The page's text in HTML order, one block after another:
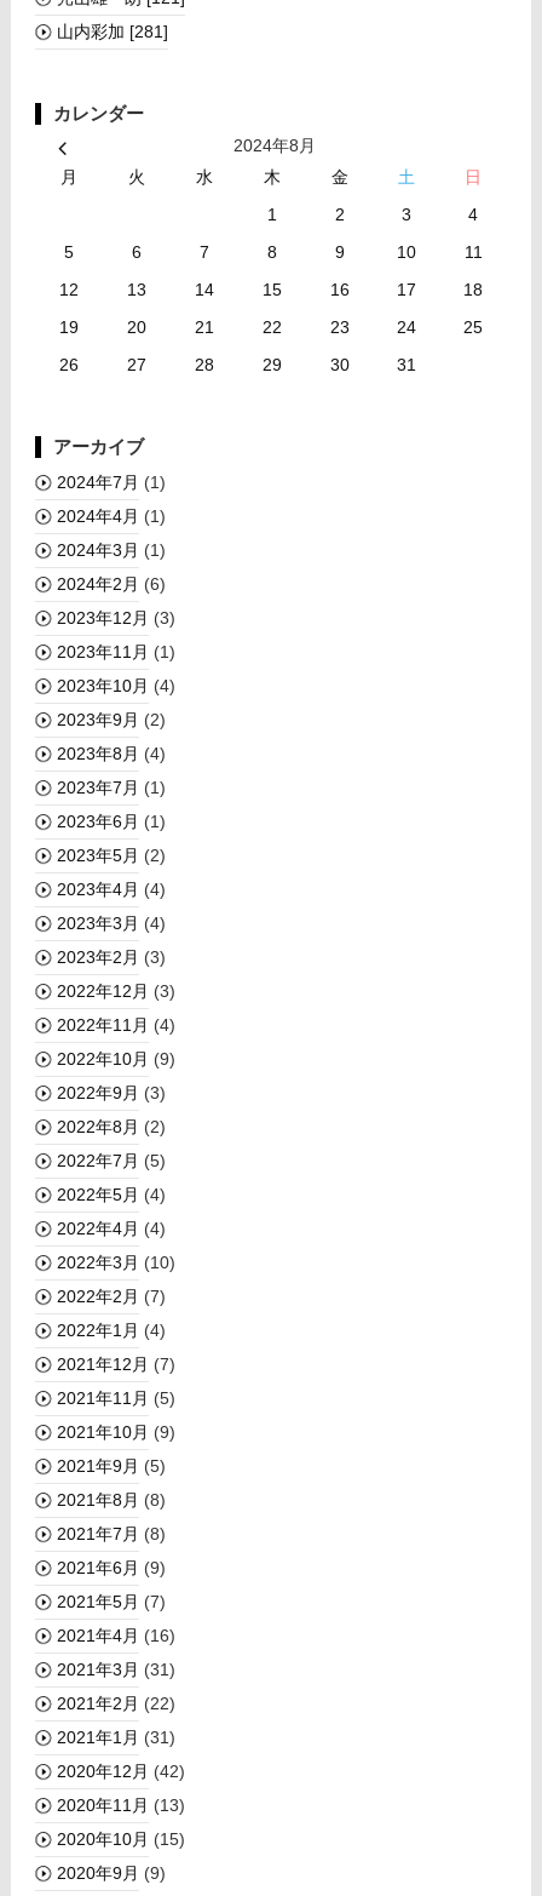
山内彩加 [281]
カレンダー
2024年8月
月
火 水 木 金 土
日
1
2 3
4
5
6 7 8 9 10
11
12
13 14 15 16 17
18
19
20 21 22 23 24
25
26
27 28 29 30 31
アーカイブ
2024年7月 (1)
2024年4月 (1)
2024年3月 (1)
2024年2月 (6)
2023年12月 (3)
2023年11月 (1)
2023年10月 (4)
2023年9月 (2)
2023年8月 (4)
2023年7月 (1)
2023年6月 (1)
2023年5月 (2)
2023年4月 (4)
2023年3月 (4)
2023年2月 (3)
2022年12月 (3)
2022年11月 (4)
2022年10月 (9)
2022年9月 (3)
2022年8月 (2)
2022年7月 (5)
2022年5月 (4)
2022年4月 (4)
2022年3月 (10)
2022年2月 (7)
2022年1月 (4)
2021年12月 (7)
2021年11月 (5)
2021年10月 (9)
2021年9月 (5)
2021年8月 (8)
2021年7月 (8)
2021年6月 (9)
2021年5月 (7)
2021年4月 (16)
2021年3月 (31)
2021年2月 (22)
2021年1月 (31)
2020年12月 (42)
2020年11月 (13)
2020年10月 (15)
2020年9月 (9)